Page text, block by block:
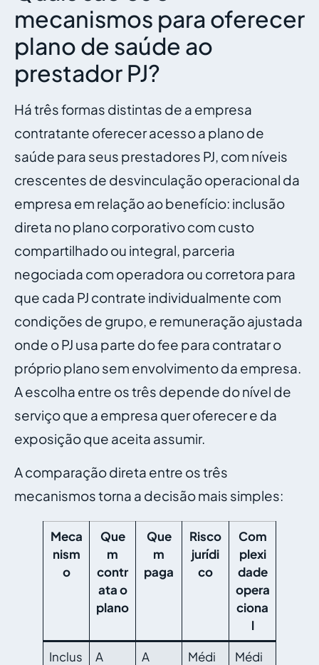
mecanismos para oferecer
plano de saúde ao
prestador PJ?
Há três formas distintas de a empresa
contratante oferecer acesso a plano de
saúde para seus prestadores PJ, com níveis
crescentes de desvinculação operacional da
empresa em relação ao benefício: inclusão
direta no plano corporativo com custo
compartilhado ou integral, parceria
negociada com operadora ou corretora para
que cada PJ contrate individualmente com
condições de grupo, e remuneração ajustada
onde o PJ usa parte do fee para contratar o
próprio plano sem envolvimento da empresa.
A escolha entre os três depende do nível de
serviço que a empresa quer oferecer e da
exposição que aceita assumir.
A comparação direta entre os três
mecanismos torna a decisão mais simples:
Meca
nism
o
Que
m
contr
ata o
plano
Que
m
paga
Risco
jurídi
co
Com
plexi
dade
opera
ciona
l
Inclus
A
A
Médi
Médi